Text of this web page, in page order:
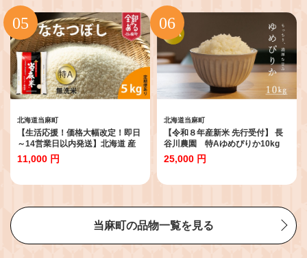
北海道当麻町
【生活応援！価格大幅改定！即日
～14営業日以内発送】北海道 産
地直送！ＪＡ当麻 特Ａななつぼ
し無洗米 令和7年産 5kg
11,000 円
北海道当麻町
【令和８年産新米 先行受付】 長
谷川農園 特Aゆめぴりか10kg
25,000 円
当麻町の品物一覧を見る